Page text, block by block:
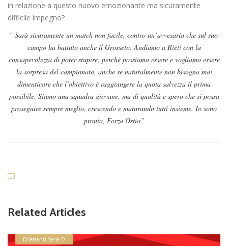
in relazione a questo nuovo emozionante ma sicuramente
difficile impegno?
” Sarà sicuramente un match non facile, contro un’avvesaria che sul suo
campo ha battuto anche il Grosseto. Andiamo a Rieti con la
consapevolezza di poter stupire, perchè possiamo essere e vogliamo essere
la sorpresa del campionato, anche se naturalmente non bisogna mai
dimenticare che l’obiettivo è raggiungere la quota salvezza il prima
possibile. Siamo una squadra giovane, ma di qualità e spero che si possa
proseguire sempre meglio, crescendo e maturando tutti insieme. Io sono
pronto, Forza Ostia”
Related Articles
Dilettanti Serie D